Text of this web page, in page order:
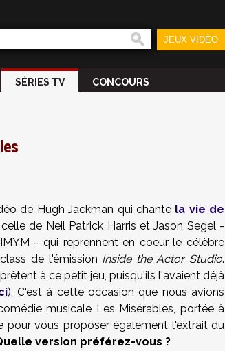
JEUX VIDÉO
SÉRIES TV CONCOURS
de Hugh Jackman qui chantela vie de
de Neil Patrick Harris et Jason Segel -
- qui reprennent en coeur le célèbre
de l'émission Inside the Actor Studio.
à ce petit jeu, puisqu'ils l'avaient déjà
). C'est à cette occasion que nous avions
musicale Les Misérables, portée à
pour vous proposer également l'extrait du
version préférez-vous ?